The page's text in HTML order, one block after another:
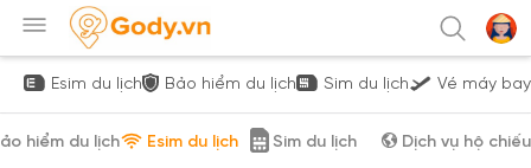
Esim du lịch Bảo hiểm du lịch Sim du lịch Vé máy bay
hiểm du lịch Esim du lịch Sim du lịch Dịch vụ hộ chiếu